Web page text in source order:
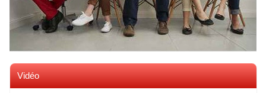
Vidéo